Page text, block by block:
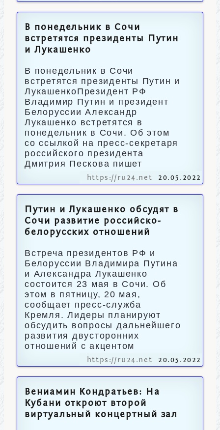
В понедельник в Сочи
встретятся президенты Путин
и Лукашенко
В понедельник в Сочи
встретятся президенты Путин и
ЛукашенкоПрезидент РФ
Владимир Путин и президент
Белоруссии Александр
Лукашенко встретятся в
понедельник в Сочи. Об этом
со ссылкой на пресс-секретаря
российского президента
Дмитрия Пескова пишет
https://ru24.net 20.05.2022
Путин и Лукашенко обсудят в
Сочи развитие российско-
белорусских отношений
Встреча президентов РФ и
Белоруссии Владимира Путина
и Александра Лукашенко
состоится 23 мая в Сочи. Об
этом в пятницу, 20 мая,
сообщает пресс-служба
Кремля. Лидеры планируют
обсудить вопросы дальнейшего
развития двусторонних
отношений с акцентом
https://ru24.net 20.05.2022
Вениамин Кондратьев: На
Кубани откроют второй
виртуальный концертный зал